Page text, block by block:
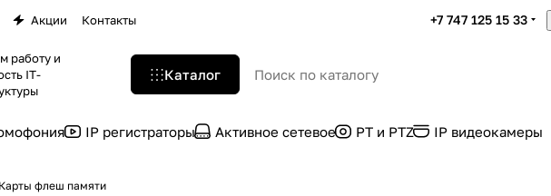
Акции Контакты +7 747 125 15 33
работу и
IT-
Каталог
IP регистраторы Активное сетевое PT и PTZ IP видеокамеры
Карты флеш памяти